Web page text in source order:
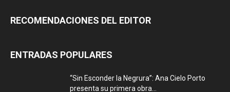
RECOMENDACIONES DEL EDITOR
ENTRADAS POPULARES
“Sin Esconder la Negrura”: Ana Cielo Porto
presenta su primera obra...